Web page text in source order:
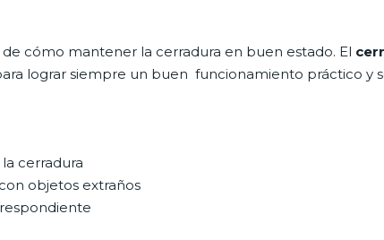
cómo mantener la cerradura en buen estado. El
lograr siempre un buen funcionamiento práctico y
cerradura
objetos extraños